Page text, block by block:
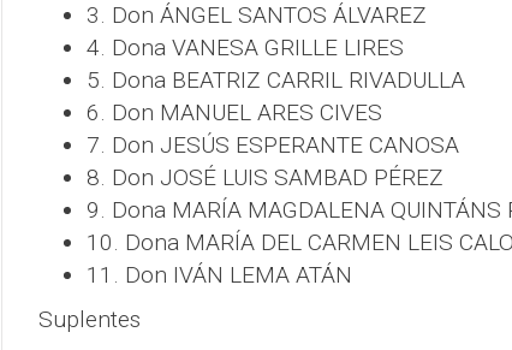
3. Don ÁNGEL SANTOS ÁLVAREZ
4. Dona VANESA GRILLE LIRES
5. Dona BEATRIZ CARRIL RIVADULLA
6. Don MANUEL ARES CIVES
7. Don JESÚS ESPERANTE CANOSA
8. Don JOSÉ LUIS SAMBAD PÉREZ
9. Dona MARÍA MAGDALENA QUINTÁNS
10. Dona MARÍA DEL CARMEN LEIS CALO
11. Don IVÁN LEMA ATÁN
Suplentes